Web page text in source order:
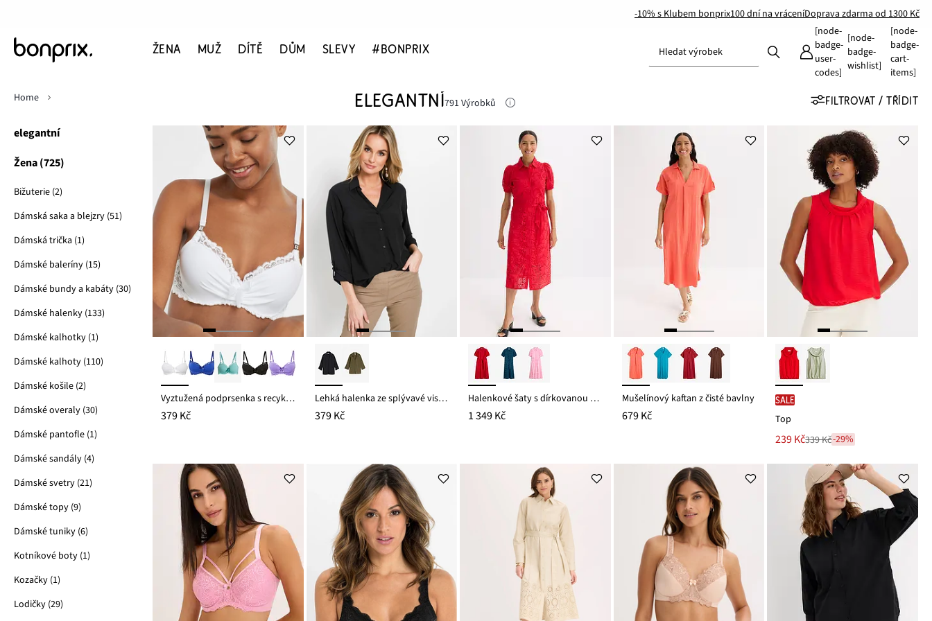
-10% s Klubem bonprix100 dní na vráceníDoprava zdarma od 1300 Kč
ŽENA MUŽ DÍTĚ DŮM SLEVY #BONPRIX Hledat výrobek
[node-
badge-
user-
codes]
[node-
badge-
wishlist]
[node-
badge-
cart-
items]
elegantní
Žena (725)
Bižuterie (2)
Dámská saka a blejzry (51)
Dámská trička (1)
Dámské baleríny (15)
Dámské bundy a kabáty (30)
Dámské halenky (133)
Dámské kalhotky (1)
Dámské kalhoty (110)
Dámské košile (2)
Dámské overaly (30)
Dámské pantofle (1)
Dámské sandály (4)
Dámské svetry (21)
Dámské topy (9)
Dámské tuniky (6)
Kotníkové boty (1)
Kozačky (1)
Lodičky (29)
Home ELEGANTNÍ791 Výrobků FILTROVAT / TŘÍDIT
Vyztužená podprsenka s recyklovaným polyamidem
379 Kč
Lehká halenka ze splývavé viskózy
379 Kč
Halenkové šaty s dírkovanou výšivkou, z čisté bavlny
1 349 Kč
Mušelínový kaftan z čisté bavlny
679 Kč
SALE
Top
Nová
je
239 Kč
Zlevněno339 Kč-29%